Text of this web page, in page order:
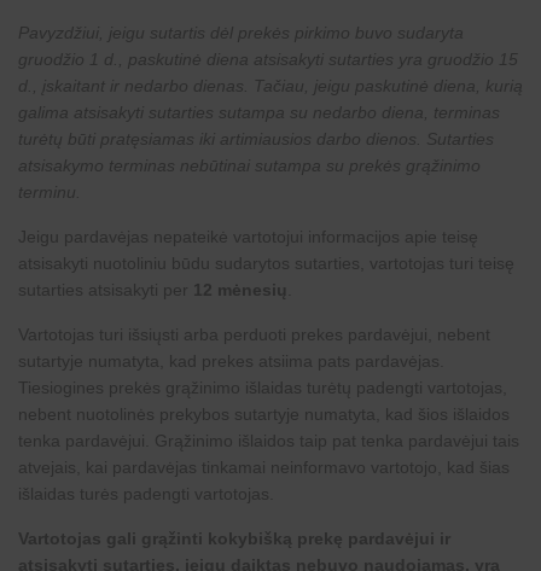
Pavyzdžiui, jeigu sutartis dėl prekės pirkimo buvo sudaryta
gruodžio 1 d., paskutinė diena atsisakyti sutarties yra gruodžio 15
d., įskaitant ir nedarbo dienas. Tačiau, jeigu paskutinė diena, kurią
galima atsisakyti sutarties sutampa su nedarbo diena, terminas
turėtų būti pratęsiamas iki artimiausios darbo dienos. Sutarties
atsisakymo terminas nebūtinai sutampa su prekės grąžinimo
terminu.
Jeigu pardavėjas nepateikė vartotojui informacijos apie teisę
atsisakyti nuotoliniu būdu sudarytos sutarties, vartotojas turi teisę
sutarties atsisakyti per 12 mėnesių
Vartotojas turi išsiųsti arba perduoti prekes pardavėjui, nebent
sutartyje numatyta, kad prekes atsiima pats pardavėjas.
Tiesiogines prekės grąžinimo išlaidas turėtų padengti vartotojas,
nebent nuotolinės prekybos sutartyje numatyta, kad šios išlaidos
tenka pardavėjui. Grąžinimo išlaidos taip pat tenka pardavėjui tais
atvejais, kai pardavėjas tinkamai neinformavo vartotojo, kad šias
išlaidas turės padengti vartotojas.
Vartotojas gali grąžinti kokybišką prekę pardavėjui ir
atsisakyti sutarties, jeigu daiktas nebuvo naudojamas, yra